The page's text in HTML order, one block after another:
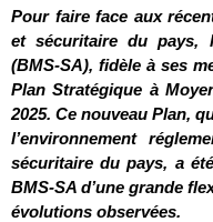
Pour faire face aux
et sécuritaire du pays,
(BMS-SA), fidèle à ses
Plan Stratégique à
2025. Ce nouveau Plan,
l’environnement
sécuritaire du pays, a
BMS-SA d’une grande
évolutions observées.